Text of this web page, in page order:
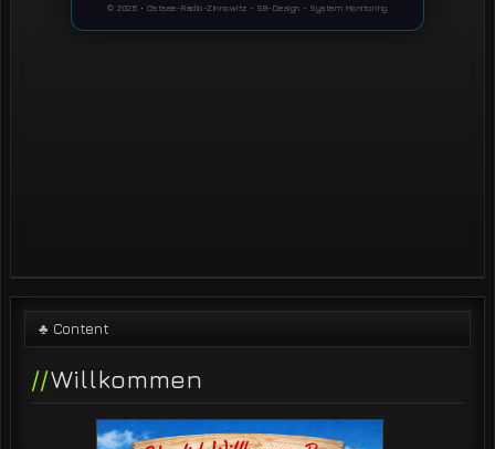
♣ Content
Willkommen